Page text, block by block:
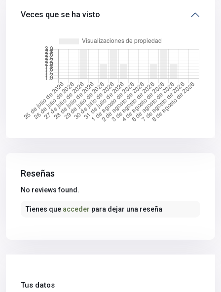
Veces que se ha visto
Reseñas
No reviews found.
Tienes que acceder para dejar una reseña
Tus datos